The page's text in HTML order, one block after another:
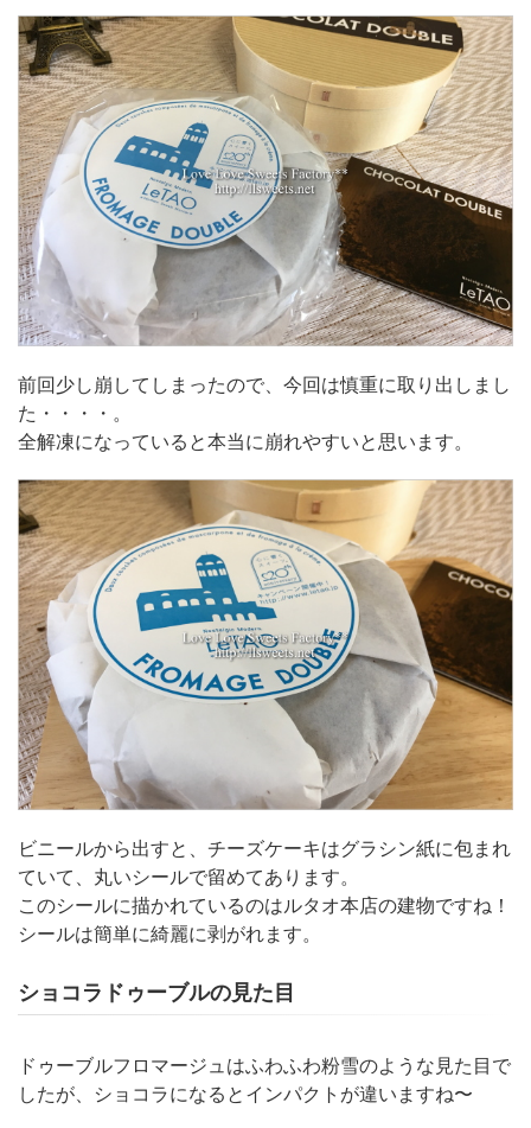
前回少し崩してしまったので、今回は慎重に取り出しまし
た・・・・。
全解凍になっていると本当に崩れやすいと思います。
ビニールから出すと、チーズケーキはグラシン紙に包まれ
ていて、丸いシールで留めてあります。
このシールに描かれているのはルタオ本店の建物ですね！
シールは簡単に綺麗に剥がれます。
ショコラドゥーブルの見た目
ドゥーブルフロマージュはふわふわ粉雪のような見た目で
したが、ショコラになるとインパクトが違いますね〜